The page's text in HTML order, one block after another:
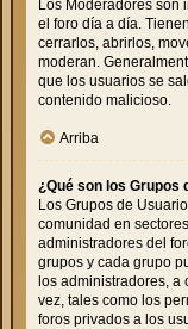
Los Moderadores son
el foro día a día.
cerrarlos, abrirlos,
moderan.
que los usuarios se
contenido malicioso.
Arriba
¿Qué son los Grupos
Los Grupos de
comunidad en
administradores del
grupos y cada grupo
los administradores, a
vez, tales como los
foros privados a los